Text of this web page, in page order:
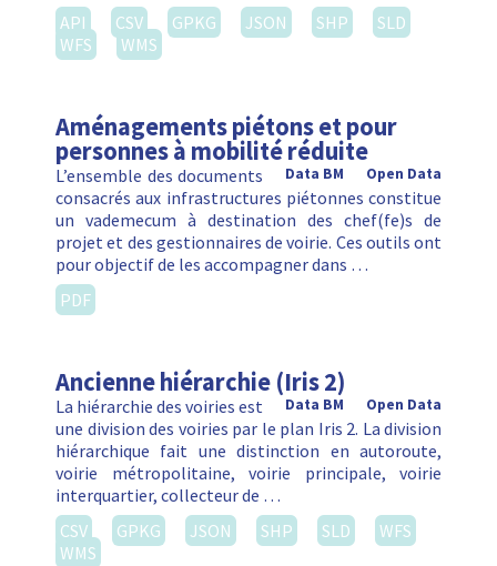
API
CSV GPKG JSON SHP
SLD
WFS
WMS
Aménagements piétons et pour
personnes à mobilité réduite
Open Data
Data BM
L’ensemble des documents
consacrés aux infrastructures piétonnes constitue
un vademecum à destination des chef(fe)s de
projet et des gestionnaires de voirie. Ces outils ont
pour objectif de les accompagner dans …
PDF
Ancienne hiérarchie (Iris 2)
Open Data
Data BM
La hiérarchie des voiries est
une division des voiries par le plan Iris 2. La division
hiérarchique fait une distinction en autoroute,
voirie métropolitaine, voirie principale, voirie
interquartier, collecteur de …
CSV
GPKG JSON SHP SLD
WFS
WMS